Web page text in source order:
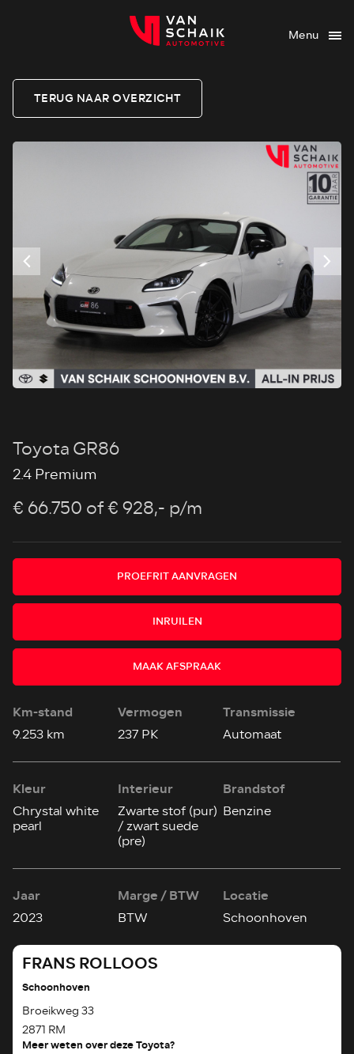
Menu
TERUG NAAR OVERZICHT
Toyota GR86
2.4 Premium
€ 66.750 of € 928,- p/m
PROEFRIT AANVRAGEN
INRUILEN
MAAK AFSPRAAK
Km-stand
9.253 km
Vermogen
237 PK
Transmissie
Automaat
Kleur
Chrystal white
pearl
Interieur
Zwarte stof (pur)
/ zwart suede
(pre)
Brandstof
Benzine
Jaar
2023
Marge / BTW
BTW
Locatie
Schoonhoven
FRANS ROLLOOS
Schoonhoven
Broeikweg 33
2871 RM
Meer weten over deze Toyota?